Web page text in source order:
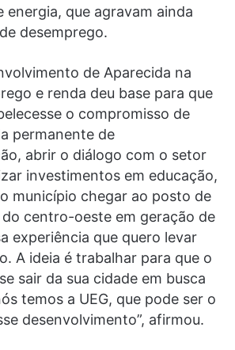
que agravam ainda
desemprego.
de Aparecida na
e renda deu base para que
o compromisso de
permanente de
abrir o diálogo com o setor
investimentos em educação,
município chegar ao posto de
centro-oeste em geração de
experiência que quero levar
A ideia é trabalhar para que o
sair da sua cidade em busca
temos a UEG, que pode ser o
desenvolvimento”, afirmou.